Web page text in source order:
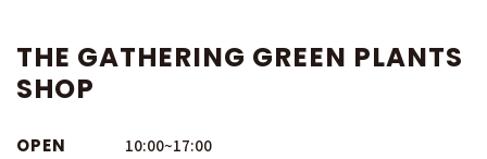
THE GATHERING GREEN PLANTS
SHOP
OPEN 10:00~17:00